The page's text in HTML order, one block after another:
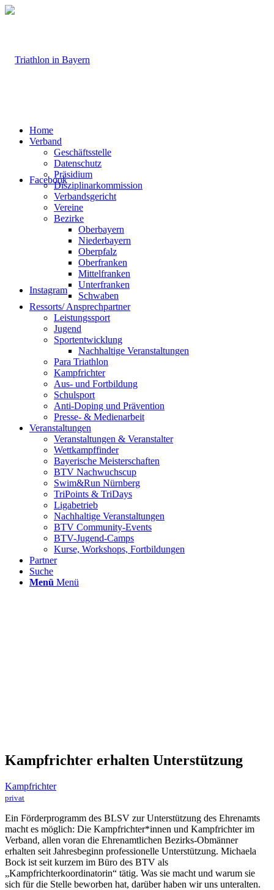
Facebook
Instagram
Home
Verband
Geschäftsstelle
Datenschutz
Präsidium
Disziplinarkommission
Verbandsgericht
Vereine
Bezirke
Oberbayern
Niederbayern
Oberpfalz
Oberfranken
Mittelfranken
Unterfranken
Schwaben
Ressorts/ Ansprechpartner
Leistungssport
Jugend
Sportentwicklung
Nachhaltige Veranstaltungen
Para Triathlon
Kampfrichter
Aus- und Fortbildung
Schulsport
Anti-Doping und Prävention
Presse- & Medienarbeit
Veranstaltungen
Veranstaltungen & Veranstalter
Wettkampffinder
Bayerische Meisterschaften
BTV Nachwuchscup
Swim&Run Nürnberg
TriPoints & TriDays
Ligabetrieb
Nachhaltige Veranstaltungen
BTV Community-Events
BTV-Jugend-Camps
Kurse, Workshops, Fortbildungen
Partner
Suche
Menü Menü
Kampfrichter erhalten Unterstützung
Kampfrichter
privat
Ein Förderprogramm des BLSV zur Unterstützung des Ehrenamts
macht es möglich: Die Kampfrichter*innen und Kampfrichter im
Verband, allen voran die Ehrenamtlichen Bezirks-Obmänner
erhalten seit Jahresbeginn professionelle Unterstützung. Michaela
Bock ist seit kurzem im Büro des BTV als
„Kampfrichterkoordinatorin“ tätig. Was sie macht und warum sie
sich für die Stelle beworben hat, darüber haben wir uns unteralten.